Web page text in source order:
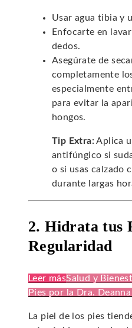
Usar agua tibia y
Enfocarte en
dedos.
Asegúrate de
completamente
especialmente
para evitar la
hongos.
Tip Extra:Aplica
antifúngico si
o si usas calzado
durante largas
2. Hidrata tus
Regularidad
Leer másSalud y
Pies por la Dra.
La piel de los pies